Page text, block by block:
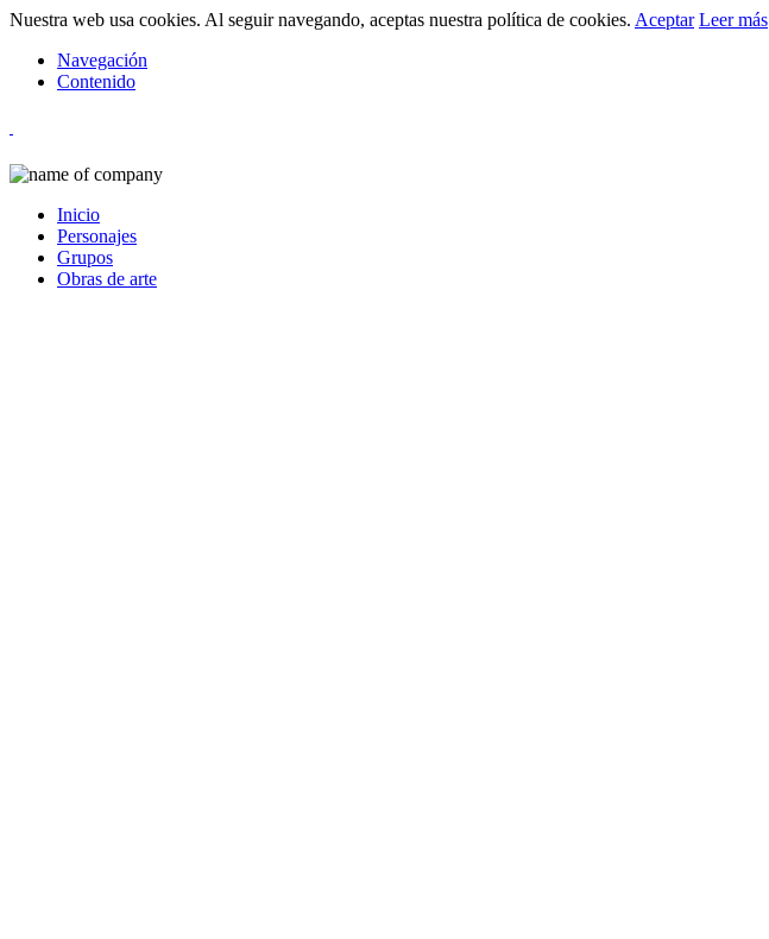
Nuestra web usa cookies. Al seguir navegando, aceptas nuestra política de cookies. Aceptar Leer más
Navegación
Contenido
Inicio
Personajes
Grupos
Obras de arte